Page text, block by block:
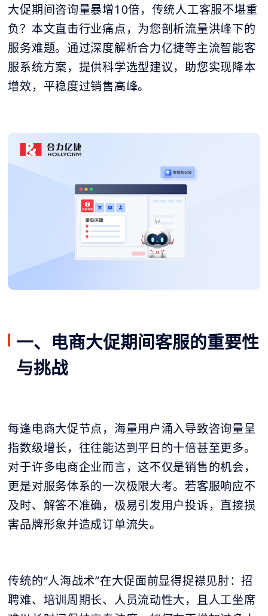
大促期间咨询量暴增10倍，传统人工客服不堪重
负？本文直击行业痛点，为您剖析流量洪峰下的
服务难题。通过深度解析合力亿捷等主流智能客
服系统方案，提供科学选型建议，助您实现降本
增效，平稳度过销售高峰。
一、电商大促期间客服的重要性
与挑战
每逢电商大促节点，海量用户涌入导致咨询量呈
指数级增长，往往能达到平日的十倍甚至更多。
对于许多电商企业而言，这不仅是销售的机会，
更是对服务体系的一次极限大考。若客服响应不
及时、解答不准确，极易引发用户投诉，直接损
害品牌形象并造成订单流失。
传统的“人海战术”在大促面前显得捉襟见肘：招
聘难、培训周期长、人员流动性大，且人工坐席